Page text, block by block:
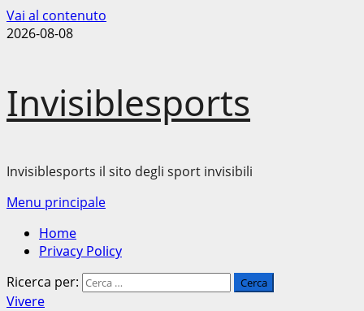
Vai al contenuto
2026-08-08
Invisiblesports
Invisiblesports il sito degli sport invisibili
Menu principale
Home
Privacy Policy
Ricerca per:
Vivere